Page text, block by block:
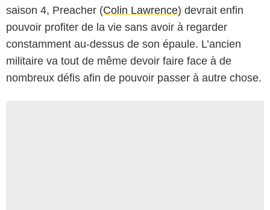
saison 4, Preacher (Colin Lawrence) devrait enfin
pouvoir profiter de la vie sans avoir à regarder
constamment au-dessus de son épaule. L’ancien
militaire va tout de même devoir faire face à de
nombreux défis afin de pouvoir passer à autre chose.